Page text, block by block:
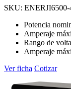
SKU:
Potencia
Amperaje
Rango de
Amperaje
Ver ficha Cotizar